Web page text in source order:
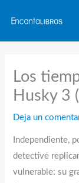
contenido
Los
Husky 3
Deja un
Independiente,
detective
vulnerable: su